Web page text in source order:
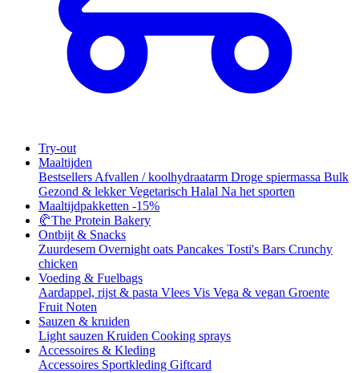
Try-out
Maaltijden
Bestsellers Afvallen / koolhydraatarm Droge spiermassa Bulk
Gezond & lekkerVegetarisch Halal Na het sporten
Maaltijdpakketten -15%
🥐The Protein Bakery
Ontbijt & Snacks
Zuurdesem Overnight oats Pancakes Tosti's Bars Crunchy
chicken
Voeding & Fuelbags
Aardappel, rijst & pasta Vlees Vis Vega & vegan Groente
Fruit Noten
Sauzen & kruiden
Light sauzen Kruiden Cooking sprays
Accessoires & Kleding
Accessoires Sportkleding Giftcard